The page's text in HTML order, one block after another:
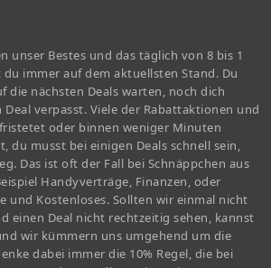
unser Bestes und das täglich von 8 bis 1
immer auf dem aktuellsten Stand. Du
die nächsten Deals warten, noch dich
Deal verpasst. Viele der Rabattaktionen und
oder binnen weniger Minuten
du musst bei einigen Deals schnell sein,
Das ist oft der Fall bei Schnäppchen aus
Handyverträge, Finanzen, oder
und Kostenloses. Sollten wir einmal nicht
einen Deal nicht rechtzeitig sehen, kannst
wir kümmern uns umgehend um die
dabei immer die 10% Regel, die bei